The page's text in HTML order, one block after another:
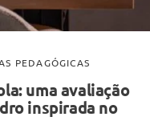
PEDAGÓGICAS
uma avaliação
inspirada no